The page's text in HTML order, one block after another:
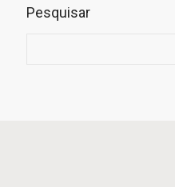
Pesquisar